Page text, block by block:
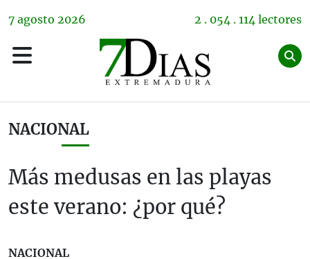
7 agosto 2026 2 . 054 . 114 lectores
NACIONAL
Más medusas en las playas
este verano: ¿por qué?
NACIONAL